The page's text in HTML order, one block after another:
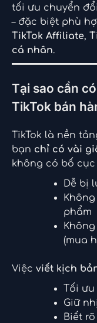
tối ưu chuyển
– đặc biệt phù
TikTok Affiliate,
cá nhân.
Tại sao cần
TikTok bán
TikTok là nền
bạn chỉ có vài
không có bố cục
Dễ bị
phẩm
(mua
Việc viết kịch
Tối
Giữ
Biết